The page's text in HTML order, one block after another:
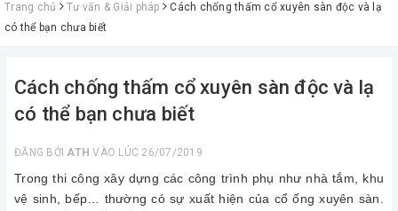
Trang chủ Tư vấn & Giải pháp
Cách chống thấm cổ xuyên sàn độc và lạ
có thể bạn chưa biết
Cách chống thấm cổ xuyên sàn độc và lạ
có thể bạn chưa biết
ĐĂNG BỞIATH VÀO LÚC 26/07/2019
Trong thi công xây dựng các công trình phụ như nhà tắm, khu
vệ sinh, bếp… thường có sự xuất hiện của cổ ống xuyên sàn.